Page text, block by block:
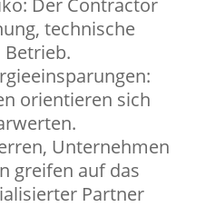
technische
orientieren sich
Unternehmen
greifen auf das
Partner